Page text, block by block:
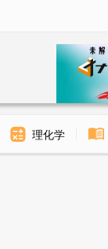
理化学